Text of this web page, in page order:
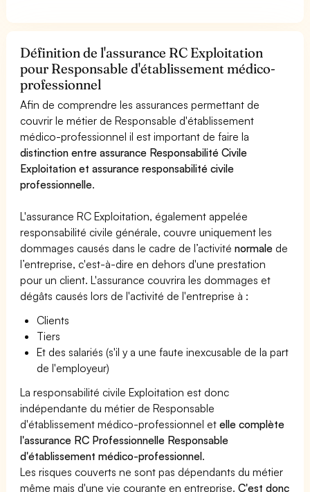
Définition de l'assurance RC Exploitation
pour Responsable d'établissement médico-
professionnel
Afin de comprendre les assurances permettant de
couvrir le métier de Responsable d'établissement
médico-professionnel il est important de faire la
distinction entre assurance Responsabilité Civile
Exploitation et assurance responsabilité civile
professionnelle.
L'assurance RC Exploitation, également appelée
responsabilité civile générale, couvre uniquement les
dommages causés dans le cadre de l’activiténormale de
l’entreprise, c'est-à-dire en dehors d'une prestation
pour un client. L'assurance couvrira les dommages et
dégâts causés lors de l'activité de l'entreprise à :
Clients
Tiers
Et des salariés (s'il y a une faute inexcusable de la part
de l'employeur)
La responsabilité civile Exploitation est donc
indépendante du métier de Responsable
d'établissement médico-professionnel etelle complète
l'assurance RC Professionnelle Responsable
d'établissement médico-professionnel.
Les risques couverts ne sont pas dépendants du métier
même mais d'une vie courante en entreprise.C'est donc